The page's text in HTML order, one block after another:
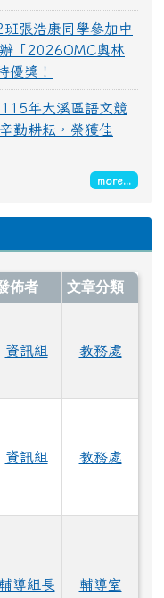
張浩康同學參加中
「2026OMC奧林
優獎！
年大溪區語文競
勤耕耘，榮獲佳
more...
佈者 文章分類
資訊組 教務處
資訊組 教務處
輔導組長 輔導室